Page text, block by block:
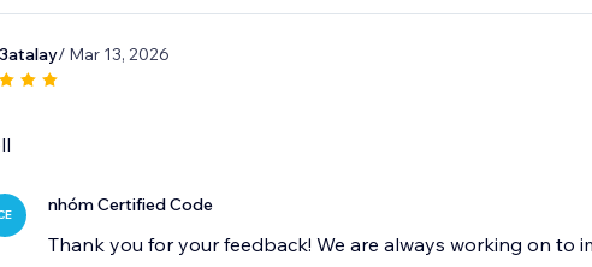
/ Mar 13, 2026
nhóm Certified Code
Thank you for your feedback! We are always working on to